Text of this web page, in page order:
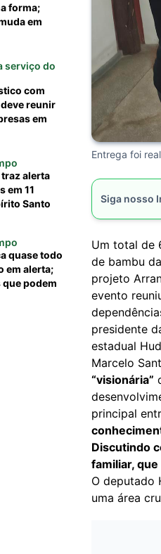
forma;
em
serviço do
com
reunir
em
traz alerta
em 11
Santo
quase todo
em alerta;
que podem
Entrega foi
Siga nosso
Um total de
de bambu
projeto
evento
presidente
estadual
Marcelo
“visionária”
principal
Discutindo
familiar, que
O deputado
uma área